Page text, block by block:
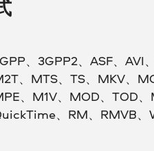
、3GPP2、ASF、AVI
、MTS、TS、MKV、
、M1V、MOD、TOD
、RM、RMVB